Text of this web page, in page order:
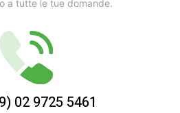
a tutte le tue domande.
02 9725 5461